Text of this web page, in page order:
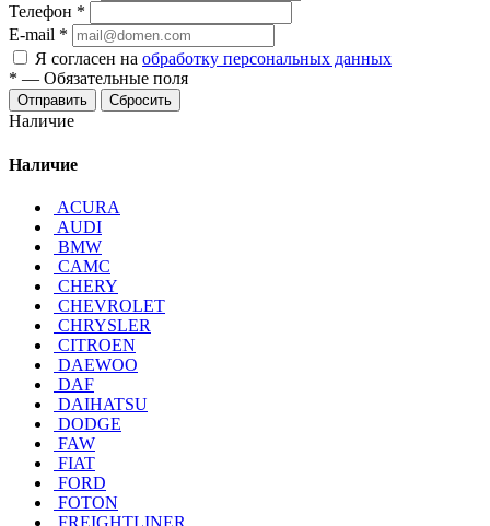
Телефон *
E-mail *
Я согласен на обработку персональных данных
* — Обязательные поля
Отправить Сбросить
Наличие
Наличие
ACURA
AUDI
BMW
CAMC
CHERY
CHEVROLET
CHRYSLER
CITROEN
DAEWOO
DAF
DAIHATSU
DODGE
FAW
FIAT
FORD
FOTON
FREIGHTLINER